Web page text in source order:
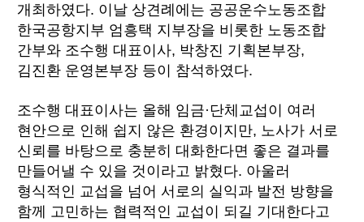
개최하였다. 이날 상견례에는 공공운수노동조합
한국공항지부 엄흥택 지부장을 비롯한 노동조합
간부와 조수행 대표이사, 박창진 기획본부장,
김진환 운영본부장 등이 참석하였다.
조수행 대표이사는 올해 임금·단체교섭이 여러
현안으로 인해 쉽지 않은 환경이지만, 노사가 서로
신뢰를 바탕으로 충분히 대화한다면 좋은 결과를
만들어낼 수 있을 것이라고 밝혔다. 아울러
형식적인 교섭을 넘어 서로의 실익과 발전 방향을
함께 고민하는 협력적인 교섭이 되길 기대한다고